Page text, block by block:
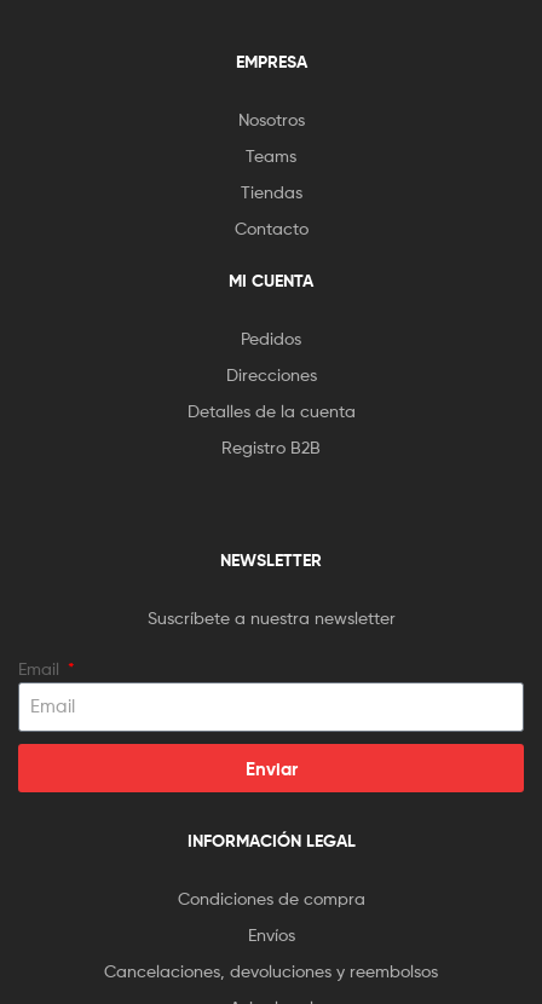
EMPRESA
Nosotros
Teams
Tiendas
Contacto
MI CUENTA
Pedidos
Direcciones
Detalles de la cuenta
Registro B2B
NEWSLETTER
Suscríbete a nuestra newsletter
Email
Enviar
INFORMACIÓN LEGAL
Condiciones de compra
Envíos
Cancelaciones, devoluciones y reembolsos